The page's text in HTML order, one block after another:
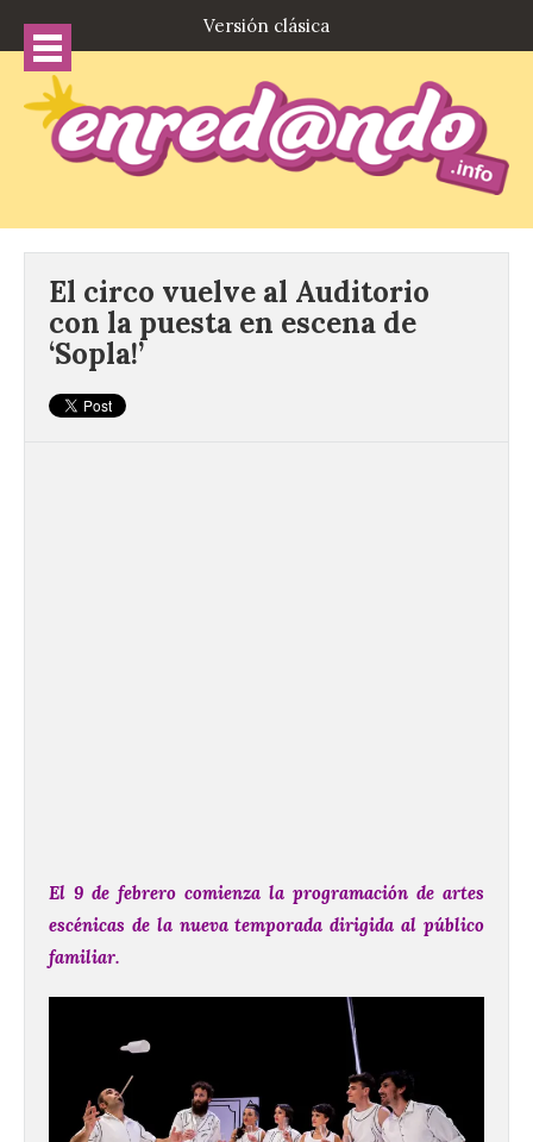
Versión clásica
El circo vuelve al Auditorio
con la puesta en escena de
‘Sopla!’
El 9 de febrero comienza la programación de artes
escénicas de la nueva temporada dirigida al público
familiar.